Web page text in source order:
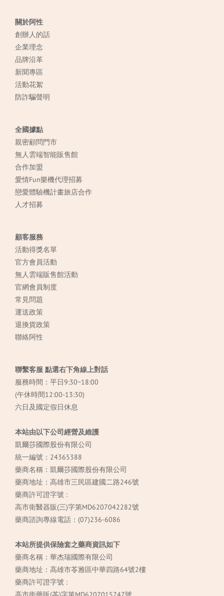
關於阿性
創辦人的話
企業理念
品牌沿革
新聞專區
活動花絮
防詐騙聲明
全國據點
親密顧問門市
無人雲端智能販售館
合作加盟
愛情Fun樂機代理招募
戀愛體驗機計畫旅店合作
人才招募
顧客服務
活動得獎名單
官方會員活動
無人雲端販售館活動
官網會員制度
常見 問題
運送政策
退換貨政策
聯絡阿性
聯繫客服 點選右下角線上對話
服務時間：平日9:30~18:00
(午休時間12:00-13:30)
六日及國定假日休息
本站由以下公司經營及維護
凱爾莎國際股份有限公司
統一編號：24365388
藥商名稱：凱爾莎國際股份有限公司
藥商地址：高雄市三民區建國二路246號
藥商許可證字號 :
高市衛醫器販(三)字第MD6207042282號
藥商諮詢專線電話：(07)236-6086
本站所提供保險套之藥商資訊如下
藥商名稱：華杰瑞國際有限公司
藥商地址：高雄市苓雅區中華四路64號2樓
藥商許可證字號 :